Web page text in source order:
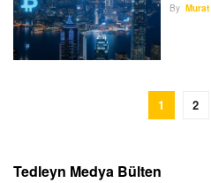
By
1 2
Tedleyn Medya Bülten